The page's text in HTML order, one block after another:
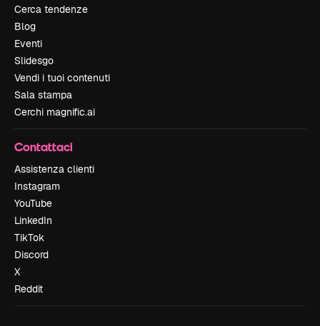
Cerca tendenze
Blog
Eventi
Slidesgo
Vendi i tuoi contenuti
Sala stampa
Cerchi magnific.ai
Contattaci
Assistenza clienti
Instagram
YouTube
LinkedIn
TikTok
Discord
X
Reddit